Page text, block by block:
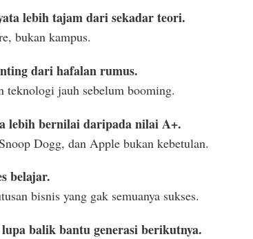
lebih tajam dari sekadar teori.
bukan kampus.
dari hafalan rumus.
teknologi jauh sebelum booming.
lebih bernilai daripada nilai A+.
Dogg, dan Apple bukan kebetulan.
belajar.
bisnis yang gak semuanya sukses.
balik bantu generasi berikutnya.